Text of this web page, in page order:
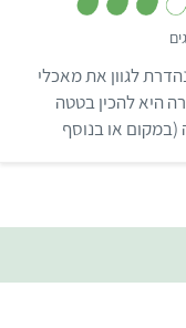
מ
ת
ו
ך
5
לגוון את מאכלי
היא להכין בטטה
(במקום או בנוסף